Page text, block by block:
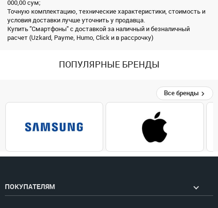
000,00 сум;
Точную комплектацию, технические характеристики, стоимость и
условия доставки лучше уточнить у продавца.
Купить "Смартфоны" с доставкой за наличный и безналичный
расчет (Uzkard, Payme, Humo, Click и в рассрочку)
ПОПУЛЯРНЫЕ БРЕНДЫ
Все бренды
ПОКУПАТЕЛЯМ